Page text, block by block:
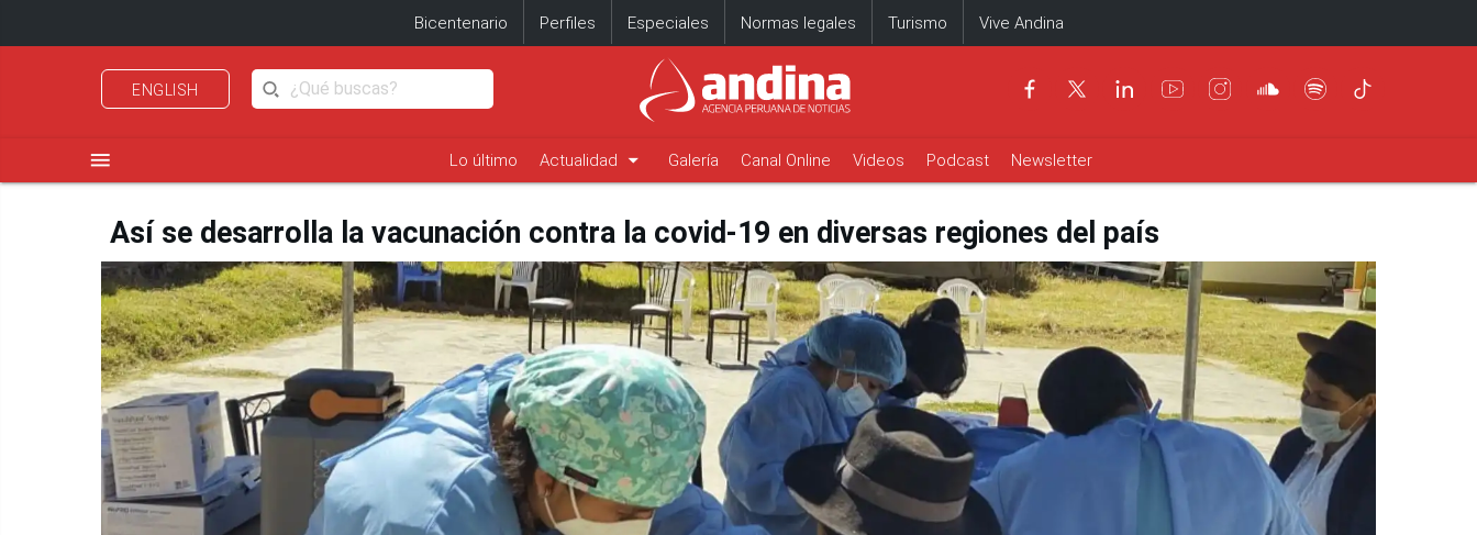
Bicentenario Perfiles Especiales Normas legales Turismo Vive Andina
ENGLISH
menu Lo último Actualidad arrow_drop_down Galería Canal Online Videos Podcast Newsletter
Así se desarrolla la vacunación contra la covid-19 en diversas regiones del país